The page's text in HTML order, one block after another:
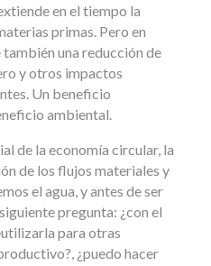
en el tiempo la
primas. Pero en
una reducción de
y otros impactos
Un beneficio
ambiental.
de la economía circular, la
de los flujos materiales y
el agua, y antes de ser
pregunta: ¿con el
para otras
¿puedo hacer